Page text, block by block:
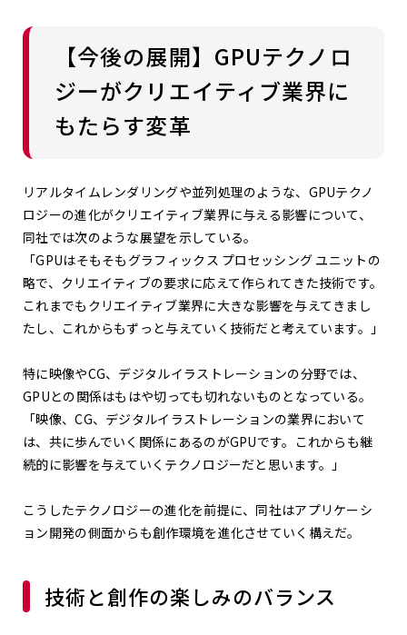
【今後の展開】GPUテクノロ
ジーがクリエイティブ業界に
もたらす変革
リアルタイムレンダリングや並列処理のような、GPUテクノ
ロジーの進化がクリエイティブ業界に与える影響について、
同社では次のような展望を示している。
「GPUはそもそもグラフィックス プロセッシング ユニットの
略で、クリエイティブの要求に応えて作られてきた技術です。
これまでもクリエイティブ業界に大きな影響を与えてきまし
たし、これからもずっと与えていく技術だと考えています。」
特に映像やCG、デジタルイラストレーションの分野では、
GPUとの関係はもはや切っても切れないものとなっている。
「映像、CG、デジタルイラストレーションの業界において
は、共に歩んでいく関係にあるのがGPUです。これからも継
続的に影響を与えていくテクノロジーだと思います。」
こうしたテクノロジーの進化を前提に、同社はアプリケーシ
ョン開発の側面からも創作環境を進化させていく構えだ。
技術と創作の楽しみのバランス